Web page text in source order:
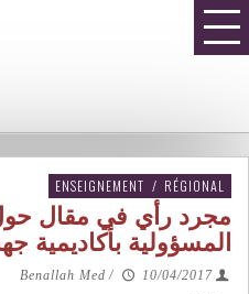
ENSEIGNEMENT / RÉGIONAL
مجرد رأي في مقال
المسؤولية بأكاديمية
Benallah Med /
10/04/2017